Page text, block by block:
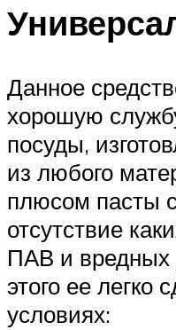
Данное
хорошую
посуды,
из любого
плюсом пасты
отсутствие
ПАВ и
этого ее легко
условиях: